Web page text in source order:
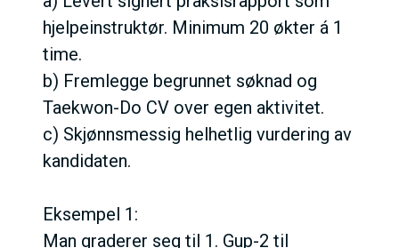
hjelpeinstruktør. Minimum 20 økter á 1
time.
b) Fremlegge begrunnet søknad og
Taekwon-Do CV over egen aktivitet.
c) Skjønnsmessig helhetlig vurdering av
kandidaten.
Eksempel 1:
Man graderer seg til 1. Gup-2 til